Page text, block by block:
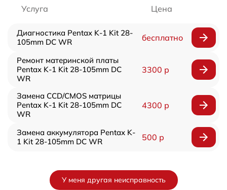
Услуга Цена
Диагностика Pentax K-1 Kit 28-
105mm DC WR
бесплатно
Ремонт материнской платы
Pentax K-1 Kit 28-105mm DC
WR
3300 р
Замена CCD/CMOS матрицы
Pentax K-1 Kit 28-105mm DC
WR
4300 р
Замена аккумулятора Pentax K-
1 Kit 28-105mm DC WR
500 р
У меня другая неисправность